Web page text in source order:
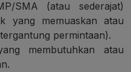
SMA (atau sederajat)
yang memuaskan atau
permintaan).
membutuhkan atau